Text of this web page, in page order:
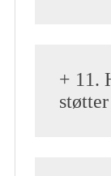
+ 11.